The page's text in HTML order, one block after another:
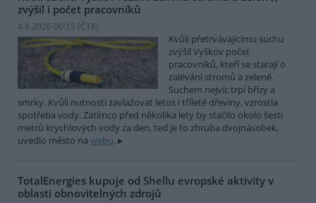
zvýšil i počet pracovníků
4.8.2026 00:15 (ČTK)
Kvůli přetrvávajícímu suchu
zvýšil Vyškov počet
pracovníků, kteří se starají o
zalévání stromů a zeleně.
Suchem nejvíc trpí břízy a
smrky. Kvůli nutnosti zavlažovat letos i tříleté dřeviny, vzrostla
spotřeba vody. Zatímco před několika lety by stačilo okolo šesti
metrů krychlových vody za den, teď je to zhruba dvojnásobek,
uvedlo město na webu.
TotalEnergies kupuje od Shellu evropské aktivity v
oblasti obnovitelných zdrojů